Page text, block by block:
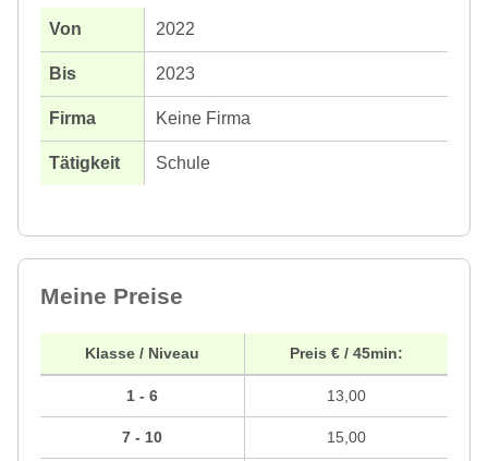
2022
2023
Keine Firma
Schule
Meine Preise
Klasse / Niveau
1 - 6
7 - 10
Preis € / 45min:
13,00
15,00